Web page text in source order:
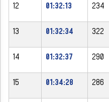
12 01:32:13 234
13 01:32:34 322
14 01:32:37 290
15 01:34:28 286